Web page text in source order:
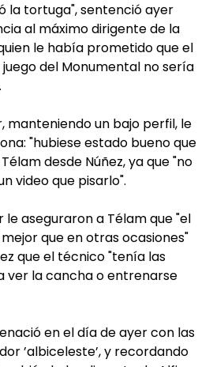
la tortuga", sentenció ayer
al máximo dirigente de la
le había prometido que el
del Monumental no sería
manteniendo un bajo perfil, le
"hubiese estado bueno que
desde Núñez, ya que "no
video que pisarlo".
le aseguraron a Télam que "el
que en otras ocasiones"
que el técnico "tenía las
ver la cancha o entrenarse
en el día de ayer con las
’albiceleste’, y recordando